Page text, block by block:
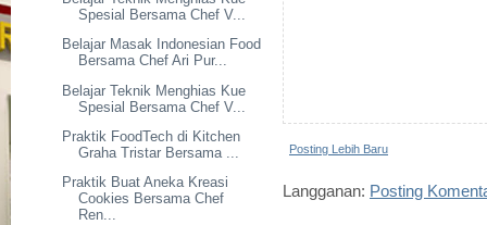
Spesial Bersama Chef V...
Belajar Masak Indonesian Food
Bersama Chef Ari Pur...
Belajar Teknik Menghias Kue
Spesial Bersama Chef V...
Praktik FoodTech di Kitchen
Graha Tristar Bersama ...
Praktik Buat Aneka Kreasi
Cookies Bersama Chef
Ren...
Posting Lebih Baru
Langganan: Posting